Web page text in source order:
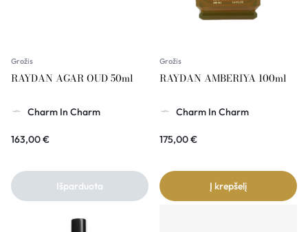
Grožis
RAYDAN AGAR OUD 50ml
Charm In Charm
163,00€
Išparduota
Grožis
RAYDAN AMBERIYA 100ml
Charm In Charm
175,00€
Į krepšelį